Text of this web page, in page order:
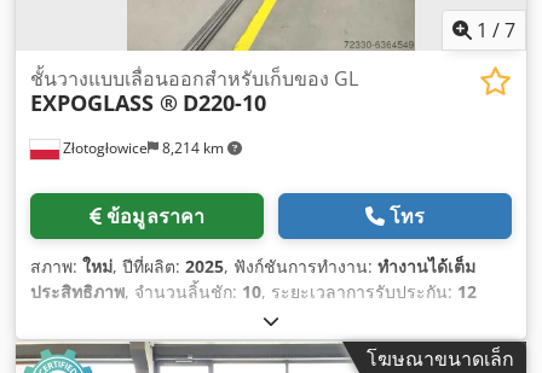
1 /7
Złotogłowice 8,214 km
ชั้นวางแบบเลื่อนออกสำหรับเก็บของ GL
EXPOGLASS ® D220-10
ข้อมูลราคา โทร
สภาพ: ใหม่, ปีที่ผลิต: 2025, ฟังก์ชันการทำงาน: ทำงานได้เต็ม
ประสิทธิภาพ, จำนวนลิ้นชัก: 10, ระยะเวลาการรับประกัน: 12
โฆษณาขนาดเล็ก